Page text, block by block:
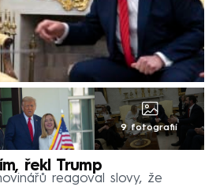
9 fotografií
řekl Trump
reagoval slovy, že